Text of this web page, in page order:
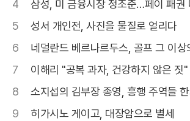
4
삼성, 미 금융시장 정조준…페이 패권
5
성서 개인전, 사진을 물질로 얼리다
6
네덜란드 베르나르두스, 골프 그 이상
7
이해리 "공복 과자, 건강하지 않은 짓"
8
소지섭의 김부장 종영, 흥행 주역들
9
히가시노 게이고, 대장암으로 별세